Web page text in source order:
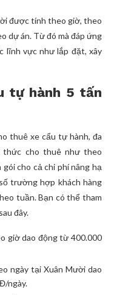
được tính theo giờ, theo
dự án. Từ đó mà đáp ứng
lĩnh vực như lắp đặt, xây
tự hành 5 tấn
thuê xe cẩu tự hành, đa
thức cho thuê như theo
cho cả chi phí nâng hạ
trường hợp khách hàng
tuần. Bạn có thể tham
đây.
giờ dao động từ 400.000
ngày tại Xuân Mười dao
ngày.